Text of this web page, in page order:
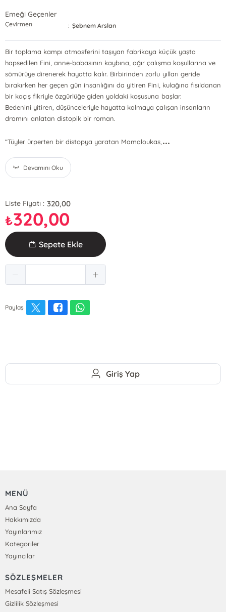
Emeği Geçenler
Çevirmen : Şebnem Arslan
Bir toplama kampı atmosferini taşıyan fabrikaya küçük yaşta
hapsedilen Fini, anne-babasının kaybına, ağır çalışma koşullarına ve
sömürüye direnerek hayatta kalır. Birbirinden zorlu yılları geride
bırakırken her geçen gün insanlığını da yitiren Fini, kulağına fısıldanan
bir kaçış fikriyle özgürlüğe giden yoldaki koşusuna başlar.
Bedenini yitiren, düşünceleriyle hayatta kalmaya çalışan insanların
dramını anlatan distopik bir roman.
“Tüyler ürperten bir distopya yaratan Mamaloukas,...
Devamını Oku
Liste Fiyatı : 320,00
₺320,00
Sepete Ekle
Paylaş
Giriş Yap
MENÜ
Ana Sayfa
Hakkımızda
Yayınlarımız
Kategoriler
Yayıncılar
SÖZLEŞMELER
Mesafeli Satış Sözleşmesi
Gizlilik Sözleşmesi